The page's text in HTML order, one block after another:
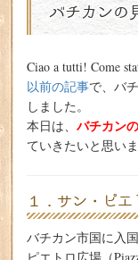
バチカンの
Ciao a tutti! Come
以前の記事で、バ
しました。
本日は、 バチカン
ていきたいと思いま
１．サン・ピエ
バチカン市国に入